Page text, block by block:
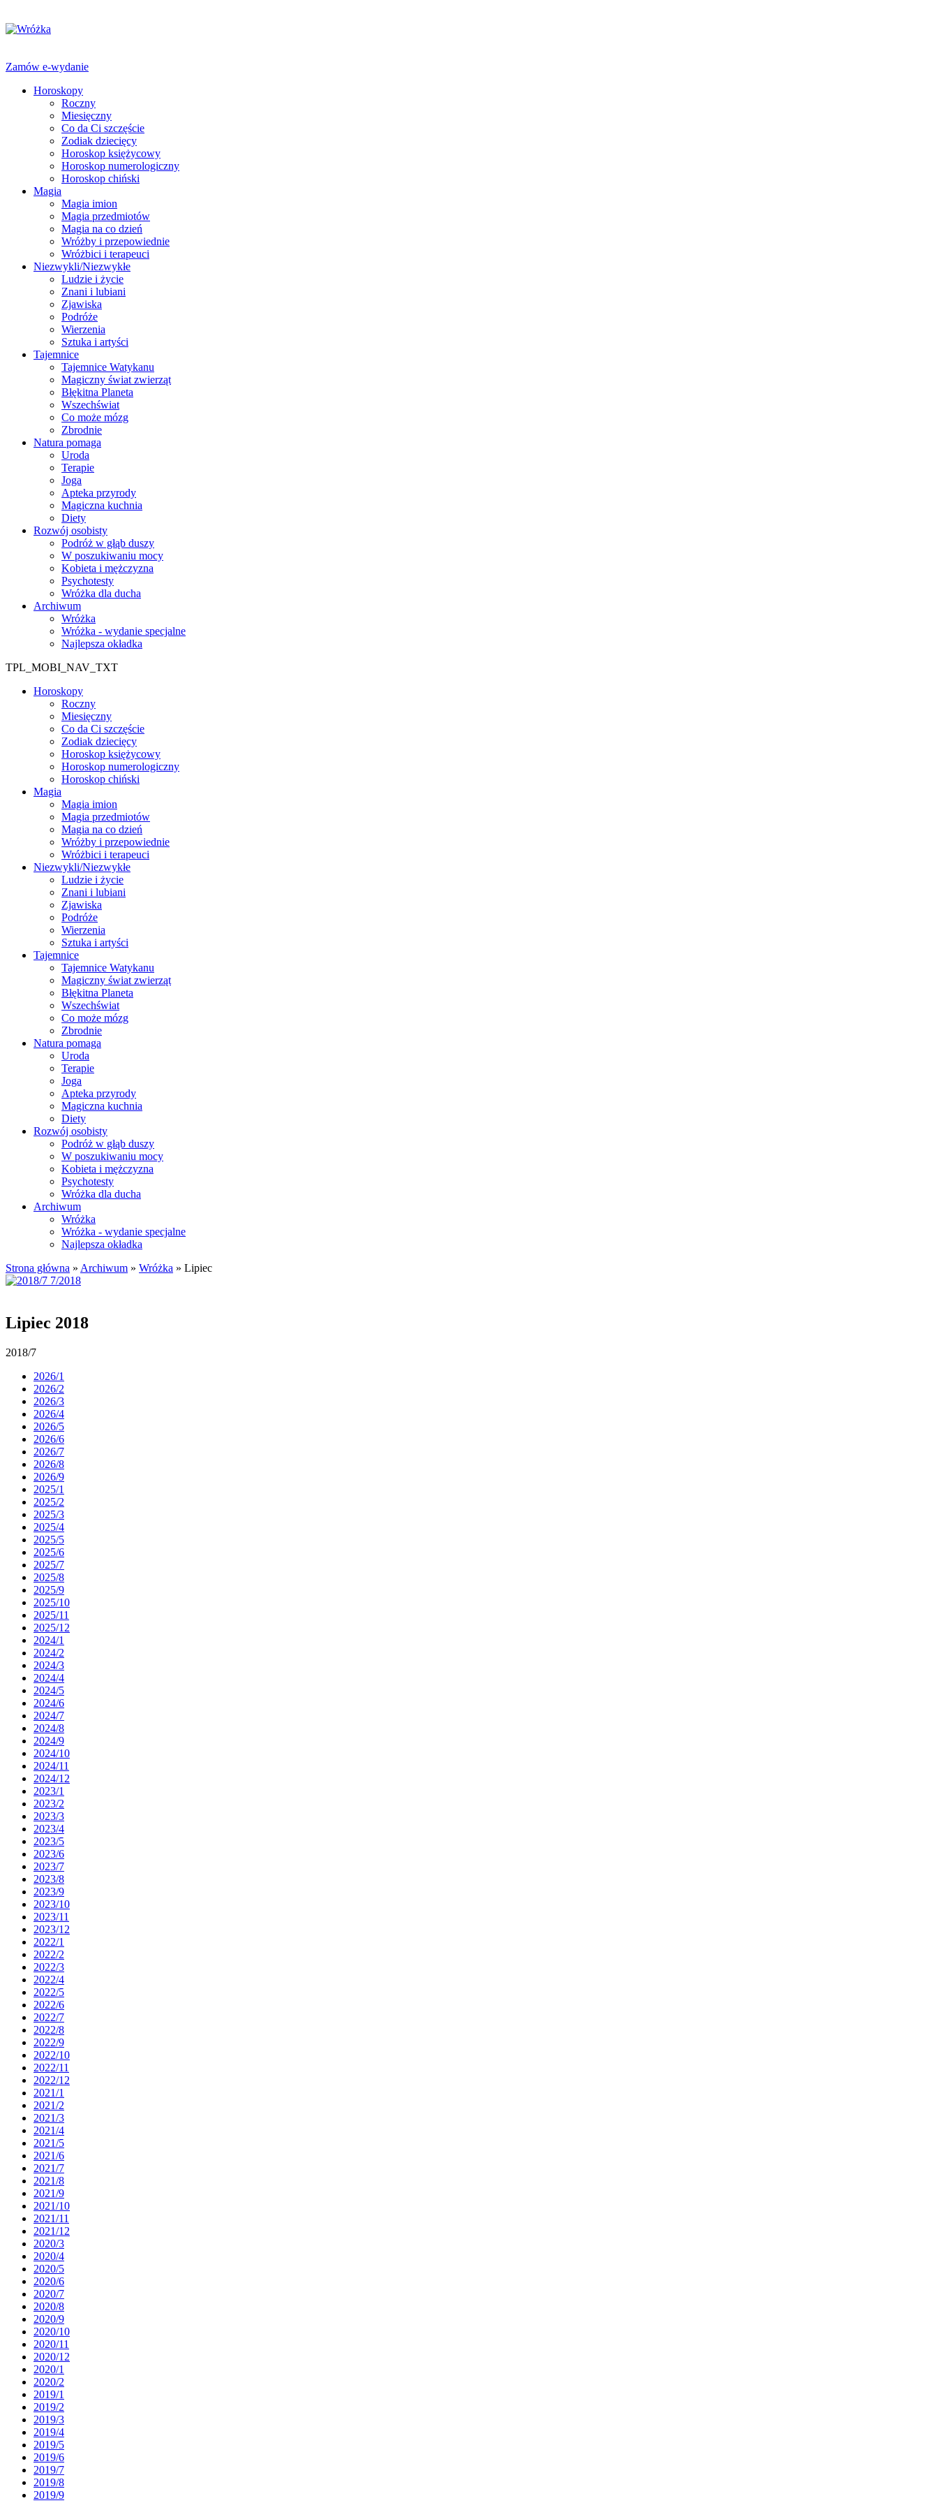
Zamów e-wydanie
Horoskopy
Roczny
Miesięczny
Co da Ci szczęście
Zodiak dziecięcy
Horoskop księżycowy
Horoskop numerologiczny
Horoskop chiński
Magia
Magia imion
Magia przedmiotów
Magia na co dzień
Wróżby i przepowiednie
Wróżbici i terapeuci
Niezwykli/Niezwykłe
Ludzie i życie
Znani i lubiani
Zjawiska
Podróże
Wierzenia
Sztuka i artyści
Tajemnice
Tajemnice Watykanu
Magiczny świat zwierząt
Błękitna Planeta
Wszechświat
Co może mózg
Zbrodnie
Natura pomaga
Uroda
Terapie
Joga
Apteka przyrody
Magiczna kuchnia
Diety
Rozwój osobisty
Podróż w głąb duszy
W poszukiwaniu mocy
Kobieta i mężczyzna
Psychotesty
Wróżka dla ducha
Archiwum
Wróżka
Wróżka - wydanie specjalne
Najlepsza okładka
TPL_MOBI_NAV_TXT
Horoskopy
Roczny
Miesięczny
Co da Ci szczęście
Zodiak dziecięcy
Horoskop księżycowy
Horoskop numerologiczny
Horoskop chiński
Magia
Magia imion
Magia przedmiotów
Magia na co dzień
Wróżby i przepowiednie
Wróżbici i terapeuci
Niezwykli/Niezwykłe
Ludzie i życie
Znani i lubiani
Zjawiska
Podróże
Wierzenia
Sztuka i artyści
Tajemnice
Tajemnice Watykanu
Magiczny świat zwierząt
Błękitna Planeta
Wszechświat
Co może mózg
Zbrodnie
Natura pomaga
Uroda
Terapie
Joga
Apteka przyrody
Magiczna kuchnia
Diety
Rozwój osobisty
Podróż w głąb duszy
W poszukiwaniu mocy
Kobieta i mężczyzna
Psychotesty
Wróżka dla ducha
Archiwum
Wróżka
Wróżka - wydanie specjalne
Najlepsza okładka
Strona główna » Archiwum » Wróżka » Lipiec
Lipiec 2018
2018/7
2026/1
2026/2
2026/3
2026/4
2026/5
2026/6
2026/7
2026/8
2026/9
2025/1
2025/2
2025/3
2025/4
2025/5
2025/6
2025/7
2025/8
2025/9
2025/10
2025/11
2025/12
2024/1
2024/2
2024/3
2024/4
2024/5
2024/6
2024/7
2024/8
2024/9
2024/10
2024/11
2024/12
2023/1
2023/2
2023/3
2023/4
2023/5
2023/6
2023/7
2023/8
2023/9
2023/10
2023/11
2023/12
2022/1
2022/2
2022/3
2022/4
2022/5
2022/6
2022/7
2022/8
2022/9
2022/10
2022/11
2022/12
2021/1
2021/2
2021/3
2021/4
2021/5
2021/6
2021/7
2021/8
2021/9
2021/10
2021/11
2021/12
2020/3
2020/4
2020/5
2020/6
2020/7
2020/8
2020/9
2020/10
2020/11
2020/12
2020/1
2020/2
2019/1
2019/2
2019/3
2019/4
2019/5
2019/6
2019/7
2019/8
2019/9